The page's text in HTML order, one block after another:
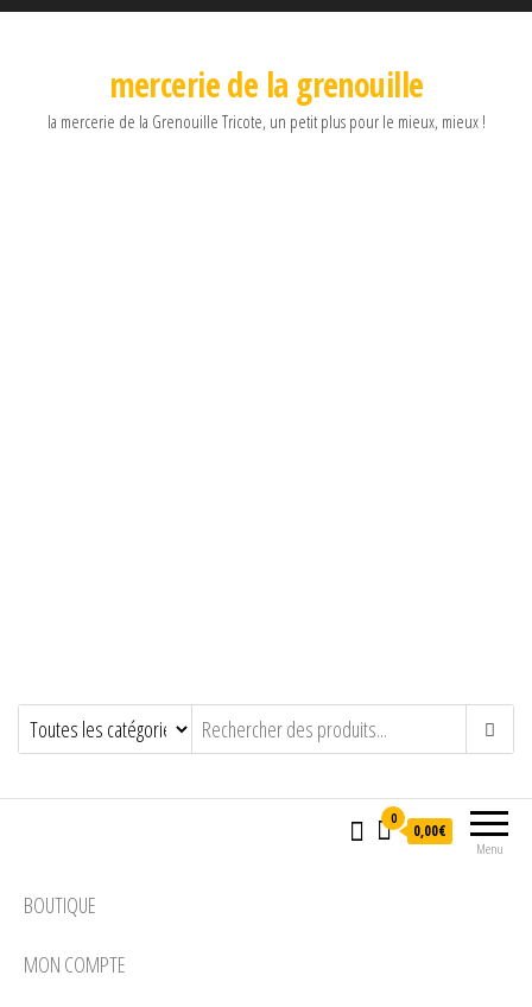
mercerie de la grenouille
la mercerie de la Grenouille Tricote, un petit plus pour le mieux, mieux !
Menu
0
0,00€
BOUTIQUE
MON COMPTE